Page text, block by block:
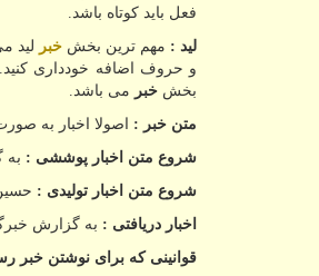
فعل باید کوتاه باشد.
لید : مهم ترین بخش خبر
و حروف اضافه خودداری
بخش خبر می باشد.
متن خبر : اصولا اخبار به
شروع متن اخبار پوششی : به
شروع متن اخبار تولیدی :
اخبار دریافتی : به گزارش
قوانینی که برای نوشتن خبر